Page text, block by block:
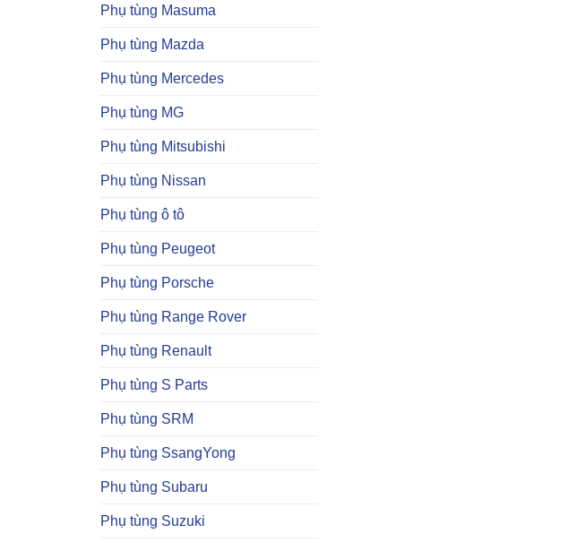
Phụ tùng Masuma
Phụ tùng Mazda
Phụ tùng Mercedes
Phụ tùng MG
Phụ tùng Mitsubishi
Phụ tùng Nissan
Phụ tùng ô tô
Phụ tùng Peugeot
Phụ tùng Porsche
Phụ tùng Range Rover
Phụ tùng Renault
Phụ tùng S Parts
Phụ tùng SRM
Phụ tùng SsangYong
Phụ tùng Subaru
Phụ tùng Suzuki